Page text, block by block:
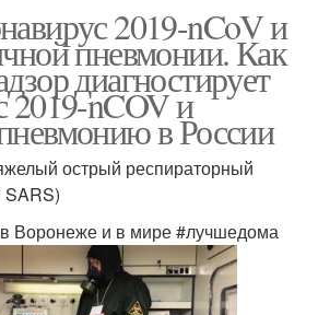
2019-nCoV и
пневмонии. Как
диагностирует
2019-nCOV и
в России
острый респираторный
Воронеже и в мире #лучшедома